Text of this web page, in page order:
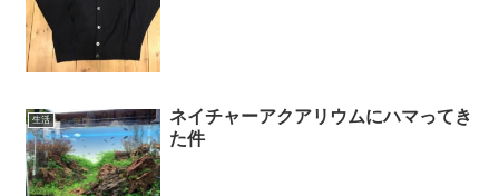
生活
ネイチャーアクアリウムにハマってき
た件